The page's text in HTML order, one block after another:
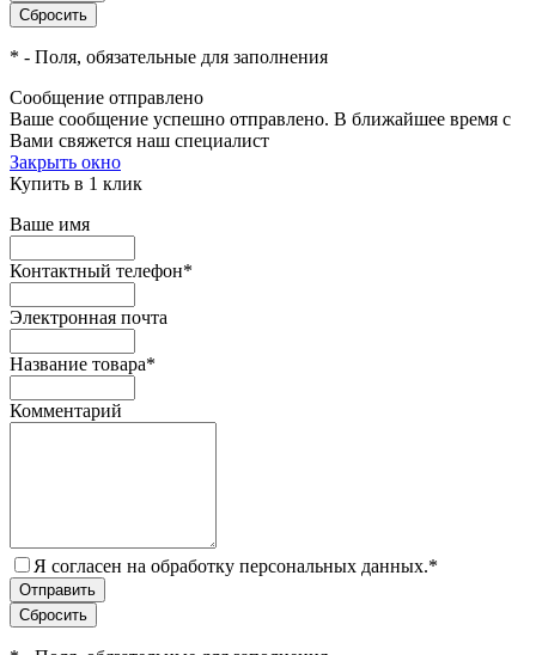
* - Поля, обязательные для заполнения
Сообщение отправлено
Ваше сообщение успешно отправлено. В ближайшее время с
Вами свяжется наш специалист
Закрыть окно
Купить в 1 клик
Ваше имя
Контактный телефон*
Электронная почта
Название товара*
Комментарий
Я согласен на обработку персональных данных.*